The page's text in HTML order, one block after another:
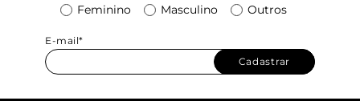
Feminino Masculino Outros
E-mail*
Cadastrar